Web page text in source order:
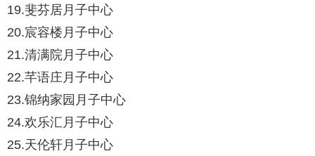
19.斐芬居月子中心
20.宸容楼月子中心
21.清满院月子中心
22.芊语庄月子中心
23.锦纳家园月子中心
24.欢乐汇月子中心
25.天伦轩月子中心